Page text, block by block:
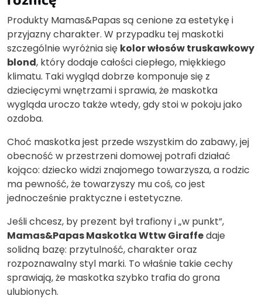
Produkty Mamas&Papas są cenione za estetykę i
przyjazny charakter. W przypadku tej maskotki
szczególnie wyróżnia się kolor włosów truskawkowy
blond, który dodaje całości ciepłego, miękkiego
klimatu. Taki wygląd dobrze komponuje się z
dziecięcymi wnętrzami i sprawia, że maskotka
wygląda uroczo także wtedy, gdy stoi w pokoju jako
ozdoba.
Choć maskotka jest przede wszystkim do zabawy, jej
obecność w przestrzeni domowej potrafi działać
kojąco: dziecko widzi znajomego towarzysza, a rodzic
ma pewność, że towarzyszy mu coś, co jest
jednocześnie praktyczne i estetyczne.
Jeśli chcesz, by prezent był trafiony i „w punkt”,
Mamas&Papas Maskotka Wttw Giraffedaje
solidną bazę: przytulność, charakter oraz
rozpoznawalny styl marki. To właśnie takie cechy
sprawiają, że maskotka szybko trafia do grona
ulubionych.